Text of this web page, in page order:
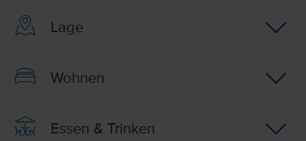
Lage
Wohnen
Essen & Trinken